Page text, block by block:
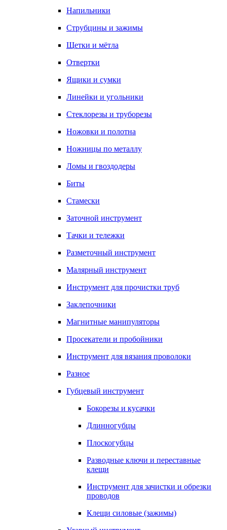
Напильники
Струбцины и зажимы
Щетки и мётла
Отвертки
Ящики и сумки
Линейки и угольники
Стеклорезы и труборезы
Ножовки и полотна
Ножницы по металлу
Ломы и гвоздодеры
Биты
Стамески
Заточной инструмент
Тачки и тележки
Разметочный инструмент
Малярный инструмент
Инструмент для прочистки труб
Заклепочники
Магнитные манипуляторы
Просекатели и пробойники
Инструмент для вязания проволоки
Разное
Губцевый инструмент
Бокорезы и кусачки
Длинногубцы
Плоскогубцы
Разводные ключи и переставные
клещи
Инструмент для зачистки и обрезки
проводов
Клещи силовые (зажимы)